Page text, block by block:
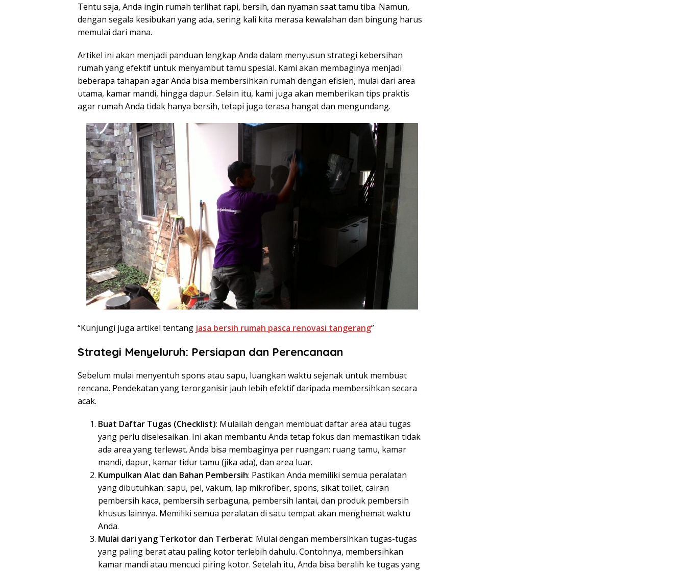
Tentu saja, Anda ingin rumah terlihat rapi, bersih, dan nyaman saat tamu tiba. Namun,
dengan segala kesibukan yang ada, sering kali kita merasa kewalahan dan bingung harus
memulai dari mana.
Artikel ini akan menjadi panduan lengkap Anda dalam menyusun strategi kebersihan
rumah yang efektif untuk menyambut tamu spesial. Kami akan membaginya menjadi
beberapa tahapan agar Anda bisa membersihkan rumah dengan efisien, mulai dari area
utama, kamar mandi, hingga dapur. Selain itu, kami juga akan memberikan tips praktis
agar rumah Anda tidak hanya bersih, tetapi juga terasa hangat dan mengundang.
“Kunjungi juga artikel tentang jasa bersih rumah pasca renovasi tangerang”
Strategi Menyeluruh: Persiapan dan Perencanaan
Sebelum mulai menyentuh spons atau sapu, luangkan waktu sejenak untuk membuat
rencana. Pendekatan yang terorganisir jauh lebih efektif daripada membersihkan secara
acak.
Buat Daftar Tugas (Checklist): Mulailah dengan membuat daftar area atau tugas
yang perlu diselesaikan. Ini akan membantu Anda tetap fokus dan memastikan tidak
ada area yang terlewat. Anda bisa membaginya per ruangan: ruang tamu, kamar
mandi, dapur, kamar tidur tamu (jika ada), dan area luar.
Kumpulkan Alat dan Bahan Pembersih: Pastikan Anda memiliki semua peralatan
yang dibutuhkan: sapu, pel, vakum, lap mikrofiber, spons, sikat toilet, cairan
pembersih kaca, pembersih serbaguna, pembersih lantai, dan produk pembersih
khusus lainnya. Memiliki semua peralatan di satu tempat akan menghemat waktu
Anda.
Mulai dari yang Terkotor dan Terberat: Mulai dengan membersihkan tugas-tugas
yang paling berat atau paling kotor terlebih dahulu. Contohnya, membersihkan
kamar mandi atau mencuci piring kotor. Setelah itu, Anda bisa beralih ke tugas yang